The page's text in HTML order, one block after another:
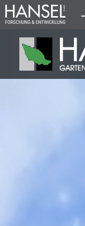
Direkt
zum
Hansel